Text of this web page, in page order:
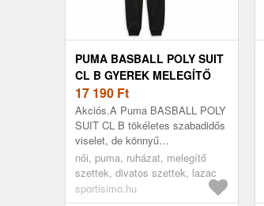
PUMA BASBALL POLY SUIT
CL B GYEREK MELEGÍTŐ
SZETT, LAZAC, MÉRET
17 190 Ft
Akciós.A Puma BASBALL POLY
SUIT CL B tökéletes szabadidős
viselet, de könnyű
sporttevékenységekhez is
használható.
női, puma, ruházat, melegítő
szettek, divatos szettek, lazac
sportisimo.hu